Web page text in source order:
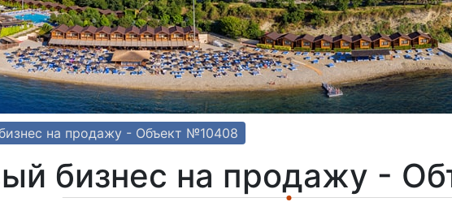
на продажу - Объект №10408
бизнес на продажу -